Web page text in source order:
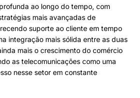
ao longo do tempo, com
mais avançadas de
suporte ao cliente em tempo
integração mais sólida entre as duas
mais o crescimento do comércio
as telecomunicações como uma
nesse setor em constante